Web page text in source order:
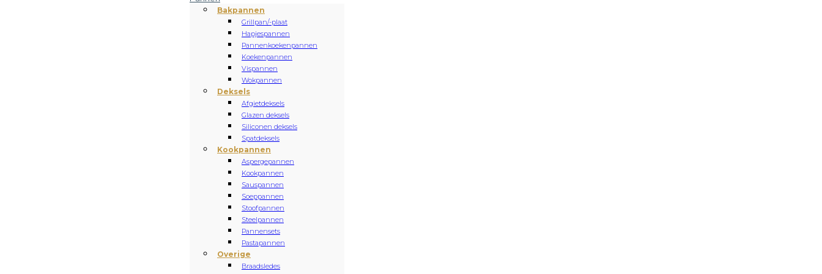
Bakpannen
Grillpan/-plaat
Hapjespannen
Pannenkoekenpannen
Koekenpannen
Vispannen
Wokpannen
Deksels
Afgietdeksels
Glazen deksels
Siliconen deksels
Spatdeksels
Kookpannen
Aspergepannen
Kookpannen
Sauspannen
Soeppannen
Stoofpannen
Steelpannen
Pannensets
Pastapannen
Overige
Braadsledes